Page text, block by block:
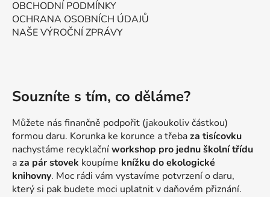
OBCHODNÍ PODMÍNKY
OCHRANA OSOBNÍCH ÚDAJŮ
NAŠE VÝROČNÍ ZPRÁVY
Souzníte s tím, co děláme?
Můžete nás finančně podpořit (jakoukoliv částkou)
formou daru. Korunka ke korunce a třebaza tisícovku
nachystáme recyklačníworkshop pro jednu školní třídu
aza pár stovek koupíme knížku do ekologické
knihovny. Moc rádi vám vystavíme potvrzení o daru,
který si pak budete moci uplatnit v daňovém přiznání.